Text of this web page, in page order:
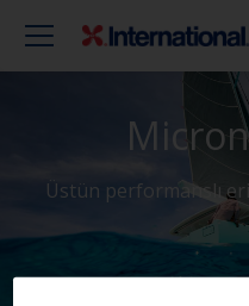
Micron
Üstün performanslı